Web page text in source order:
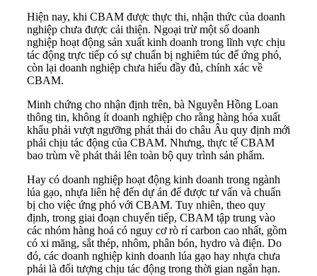
Hiện nay, khi CBAM được thực thi, nhận thức của doanh
nghiệp chưa được cải thiện. Ngoại trừ một số doanh
nghiệp hoạt động sản xuất kinh doanh trong lĩnh vực chịu
tác động trực tiếp có sự chuẩn bị nghiêm túc để ứng phó,
còn lại doanh nghiệp chưa hiểu đầy đủ, chính xác về
CBAM.
Minh chứng cho nhận định trên, bà Nguyễn Hồng Loan
thông tin, không ít doanh nghiệp cho rằng hàng hóa xuất
khẩu phải vượt ngưỡng phát thải do châu Âu quy định mới
phải chịu tác động của CBAM. Nhưng, thực tế CBAM
bao trùm về phát thải lên toàn bộ quy trình sản phẩm.
Hay có doanh nghiệp hoạt động kinh doanh trong ngành
lúa gạo, nhựa liên hệ đến dự án để được tư vấn và chuẩn
bị cho việc ứng phó với CBAM. Tuy nhiên, theo quy
định, trong giai đoạn chuyển tiếp, CBAM tập trung vào
các nhóm hàng hoá có nguy cơ rò rỉ carbon cao nhất, gồm
có xi măng, sắt thép, nhôm, phân bón, hydro và điện. Do
đó, các doanh nghiệp kinh doanh lúa gạo hay nhựa chưa
phải là đối tượng chịu tác động trong thời gian ngắn hạn.